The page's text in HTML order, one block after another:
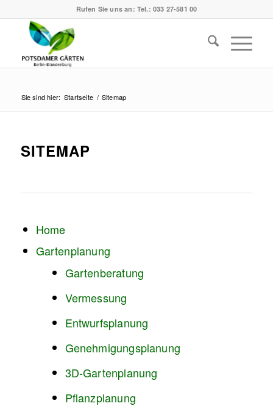
Rufen Sie uns an: Tel.: 033 27-581 00
Sie sind hier: Startseite / Sitemap
SITEMAP
Home
Gartenplanung
Gartenberatung
Vermessung
Entwurfsplanung
Genehmigungsplanung
3D-Gartenplanung
Pflanzplanung